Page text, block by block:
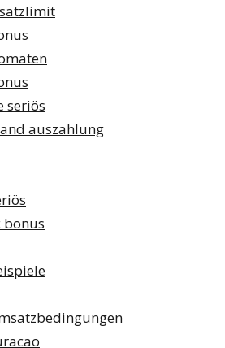
seriös
auszahlung
bonus